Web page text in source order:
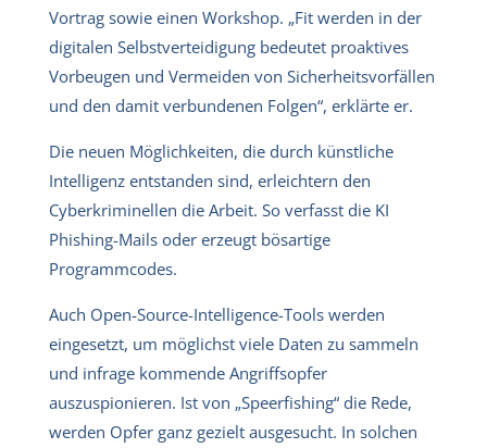
Vortrag sowie einen Workshop. „Fit werden in der
digitalen Selbstverteidigung bedeutet proaktives
Vorbeugen und Vermeiden von Sicherheitsvorfällen
und den damit verbundenen Folgen“, erklärte er.
Die neuen Möglichkeiten, die durch künstliche
Intelligenz entstanden sind, erleichtern den
Cyberkriminellen die Arbeit. So verfasst die KI
Phishing-Mails oder erzeugt bösartige
Programmcodes.
Auch Open-Source-Intelligence-Tools werden
eingesetzt, um möglichst viele Daten zu sammeln
und infrage kommende Angriffsopfer
auszuspionieren. Ist von „Speerfishing“ die Rede,
werden Opfer ganz gezielt ausgesucht. In solchen